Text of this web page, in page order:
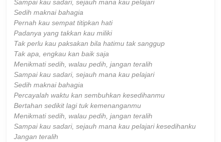
Sampai kau sadari, sejauh mana kau pelajari
Sedih maknai bahagia
Pernah kau sempat titipkan hati
Padanya yang takkan kau miliki
Tak perlu kau paksakan bila hatimu tak sanggup
Tak apa, engkau kan baik saja
Menikmati sedih, walau pedih, jangan teralih
Sampai kau sadari, sejauh mana kau pelajari
Sedih maknai bahagia
Percayalah waktu kan sembuhkan kesedihanmu
Bertahan sedikit lagi tuk kemenanganmu
Menikmati sedih, walau pedih, jangan teralih
Sampai kau sadari, sejauh mana kau pelajari kesedihanku
Jangan teralih